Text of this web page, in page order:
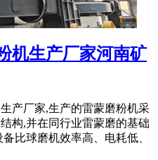
机生产厂家河南矿
产厂家,生产的雷蒙磨粉机采
构,并在同行业雷蒙磨的基础
比球磨机效率高、电耗低、